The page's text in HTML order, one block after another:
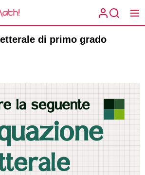
What
la
a
tuo.
di primo grado